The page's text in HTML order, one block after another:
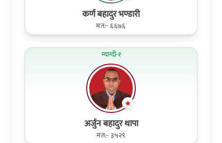
कर्ण बहादुर भण्डारी
मत:- ६६७६
म्याग्दी-१
अर्जुन बहादुर थापा
मत:- ३५२९